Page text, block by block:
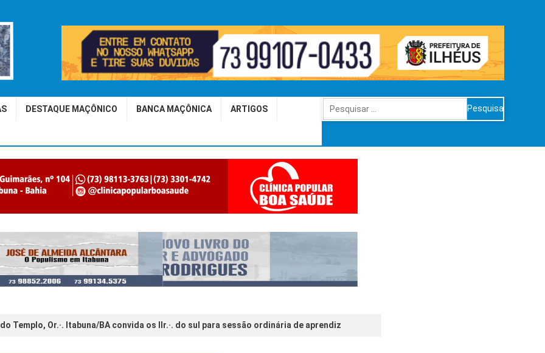
DESTAQUE MAÇÔNICO BANCA MAÇÔNICA ARTIGOS
Pesquisar
por:
Templo, Or.·. Itabuna/BA convida os IIr.·. do sul para sessão ordinária de aprendiz